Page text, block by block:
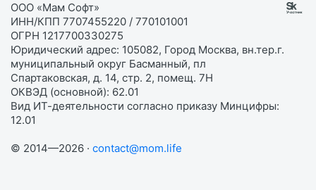
ООО «Мам Софт»
ИНН/КПП 7707455220 / 770101001
ОГРН 1217700330275
Юридический адрес: 105082, Город Москва, вн.тер.г.
муниципальный округ Басманный, пл
Спартаковская, д. 14, стр. 2, помещ. 7Н
ОКВЭД (основной): 62.01
Вид ИТ-деятельности согласно приказу Минцифры:
12.01
© 2014—2026 · contact@mom.life